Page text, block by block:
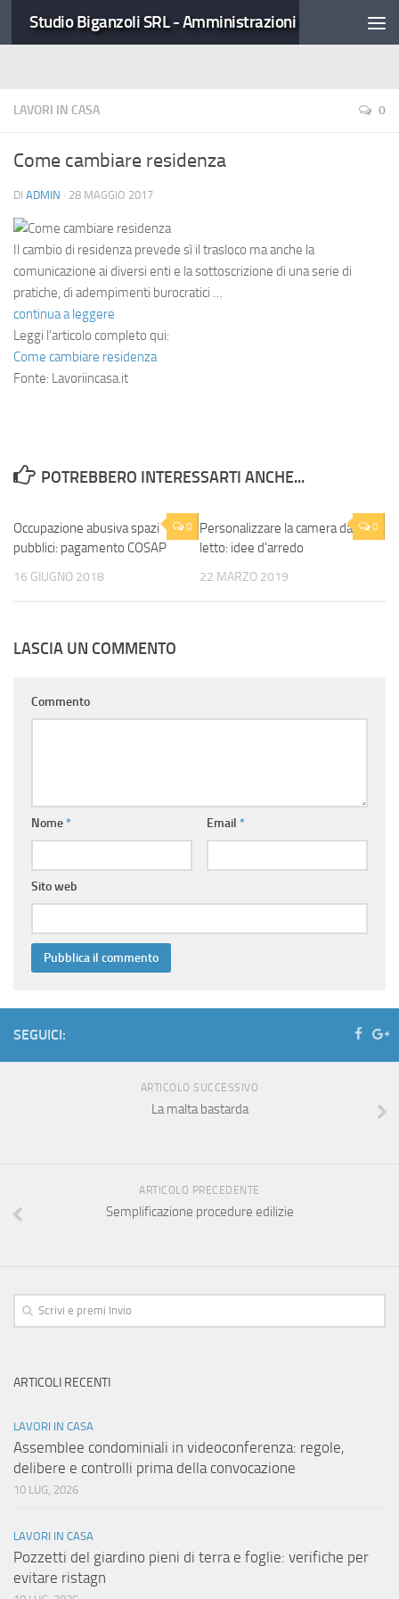
LAVORI IN CASA 0
Come cambiare residenza
DI ADMIN · 28 MAGGIO 2017
Il cambio di residenza prevede sì il trasloco ma anche la
comunicazione ai diversi enti e la sottoscrizione di una serie di
pratiche, di adempimenti burocratici …
continua a leggere
Leggi l’articolo completo qui:
Come cambiare residenza
Fonte: Lavoriincasa.it
POTREBBERO INTERESSARTI ANCHE...
0
Occupazione abusiva spazi
pubblici: pagamento COSAP
16 GIUGNO 2018
0
Personalizzare la camera da
letto: idee d'arredo
22 MARZO 2019
LASCIA UN COMMENTO
Commento
Nome* Email *
Sito web
SEGUICI:
ARTICOLO SUCCESSIVO
La malta bastarda
ARTICOLO PRECEDENTE
Semplificazione procedure edilizie
ARTICOLI RECENTI
LAVORI IN CASA
Assemblee condominiali in videoconferenza: regole,
delibere e controlli prima della convocazione
10 LUG, 2026
LAVORI IN CASA
Pozzetti del giardino pieni di terra e foglie: verifiche per
evitare ristagn